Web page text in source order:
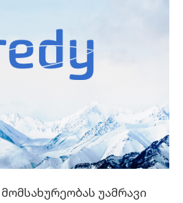
უამრავი